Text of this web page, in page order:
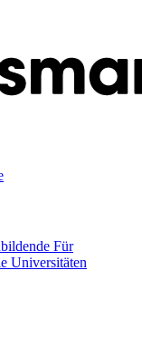
Für
Universitäten